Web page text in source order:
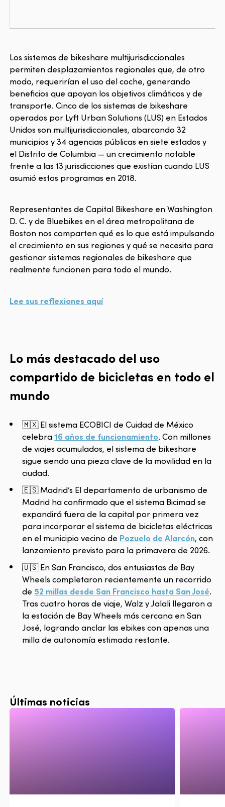
Los sistemas de bikeshare multijurisdiccionales
permiten desplazamientos regionales que, de otro
modo, requerirían el uso del coche, generando
beneficios que apoyan los objetivos climáticos y de
transporte. Cinco de los sistemas de bikeshare
operados por Lyft Urban Solutions (LUS) en Estados
Unidos son multijurisdiccionales, abarcando 32
municipios y 34 agencias públicas en siete estados y
el Distrito de Columbia — un crecimiento notable
frente a las 13 jurisdicciones que existían cuando LUS
asumió estos programas en 2018.
Representantes de Capital Bikeshare en Washington
D. C. y de Bluebikes en el área metropolitana de
Boston nos comparten qué es lo que está impulsando
el crecimiento en sus regiones y qué se necesita para
gestionar sistemas regionales de bikeshare que
realmente funcionen para todo el mundo.
Lee sus reflexiones aquí
Lo más destacado del uso
compartido de bicicletas en todo el
mundo
🇲🇽 El sistema ECOBICI de Cuidad de México
celebra16 años de funcionamiento. Con millones
de viajes acumulados, el sistema de bikeshare
sigue siendo una pieza clave de la movilidad en la
ciudad.
🇪🇸 Madrid’s El departamento de urbanismo de
Madrid ha confirmado que el sistema Bicimad se
expandirá fuera de la capital por primera vez
para incorporar el sistema de bicicletas eléctricas
en el municipio vecino de Pozuelo de Alarcón, con
lanzamiento previsto para la primavera de 2026.
🇺🇸 En San Francisco, dos entusiastas de Bay
Wheels completaron recientemente un recorrido
de 52 millas desde San Francisco hasta San José.
Tras cuatro horas de viaje, Walz y Jalali llegaron a
la estación de Bay Wheels más cercana en San
José, logrando anclar las ebikes con apenas una
milla de autonomía estimada restante.
Últimas noticias